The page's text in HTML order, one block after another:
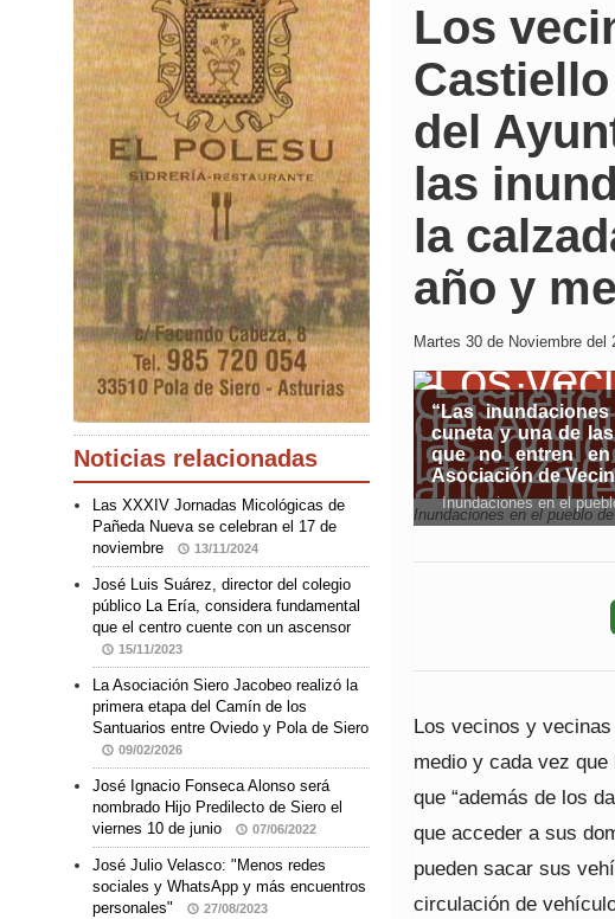
Los
del
las
la
año y
Martes 30 de Noviembre del
“Las
cuneta y una de
que no entren
Asociación de
Inundaciones en el
Inundaciones en el pueblo
Los vecinos y
medio y cada vez
que “además de los
que acceder a sus
pueden sacar sus
circulación de
Noticias relacionadas
Las XXXIV Jornadas Micológicas de
Pañeda Nueva se celebran el 17 de
noviembre
13/11/2024
José Luis Suárez, director del colegio
público La Ería, considera fundamental
que el centro cuente con un ascensor
15/11/2023
La Asociación Siero Jacobeo realizó la
primera etapa del Camín de los
Santuarios entre Oviedo y Pola de Siero
09/02/2026
José Ignacio Fonseca Alonso será
nombrado Hijo Predilecto de Siero el
viernes 10 de junio
07/06/2022
José Julio Velasco: "Menos redes
sociales y WhatsApp y más encuentros
personales"
27/08/2023